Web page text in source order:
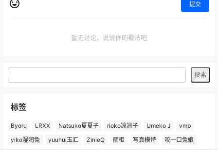
提交
暂无讨论，说说你的看法吧
标签
Byoru LRXX Natsuko夏夏子 rioko凉凉子 Umeko J
vmb
yiko湿润兔
yuuhui玉汇 ZinieQ 丽柜 写真模特
咬一口兔娘